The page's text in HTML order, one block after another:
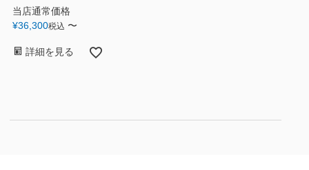
当店通常価格
¥36,300税込 〜
詳細を見る